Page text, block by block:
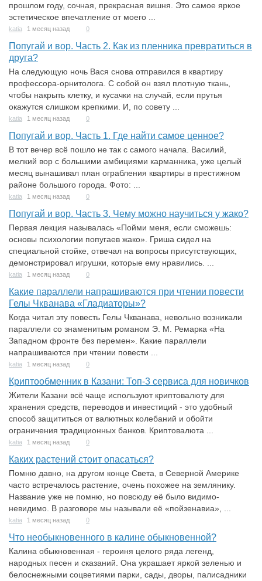
прошлом году, сочная, прекрасная вишня. Это самое яркое
эстетическое впечатление от моего ...
katia 1 месяц назад 0
Попугай и вор. Часть 2. Как из пленника превратиться в
друга?
На следующую ночь Вася снова отправился в квартиру
профессора-орнитолога. С собой он взял плотную ткань,
чтобы накрыть клетку, и кусачки на случай, если прутья
окажутся слишком крепкими. И, по совету ...
katia 1 месяц назад 0
Попугай и вор. Часть 1. Где найти самое ценное?
В тот вечер всё пошло не так с самого начала. Василий,
мелкий вор с большими амбициями карманника, уже целый
месяц вынашивал план ограбления квартиры в престижном
районе большого города. Фото: ...
katia 1 месяц назад 0
Попугай и вор. Часть 3. Чему можно научиться у жако?
Первая лекция называлась «Пойми меня, если сможешь:
основы психологии попугаев жако». Гриша сидел на
специальной стойке, отвечал на вопросы присутствующих,
демонстрировал игрушки, которые ему нравились. ...
katia 1 месяц назад 0
Какие параллели напрашиваются при чтении повести
Гелы Чкванава «Гладиаторы»?
Когда читал эту повесть Гелы Чкванава, невольно возникали
параллели со знаменитым романом Э. М. Ремарка «На
Западном фронте без перемен». Какие параллели
напрашиваются при чтении повести ...
katia 1 месяц назад 0
Криптообменник в Казани: Топ-3 сервиса для новичков
Жители Казани всё чаще используют криптовалюту для
хранения средств, переводов и инвестиций - это удобный
способ защититься от валютных колебаний и обойти
ограничения традиционных банков. Криптовалюта ...
katia 1 месяц назад 0
Каких растений стоит опасаться?
Помню давно, на другом конце Света, в Северной Америке
часто встречалось растение, очень похожее на землянику.
Название уже не помню, но повсюду её было видимо-
невидимо. В разговоре мы называли её «пойзенавиа», ...
katia 1 месяц назад 0
Что необыкновенного в калине обыкновенной?
Калина обыкновенная - героиня целого ряда легенд,
народных песен и сказаний. Она украшает яркой зеленью и
белоснежными соцветиями парки, сады, дворы, палисадники